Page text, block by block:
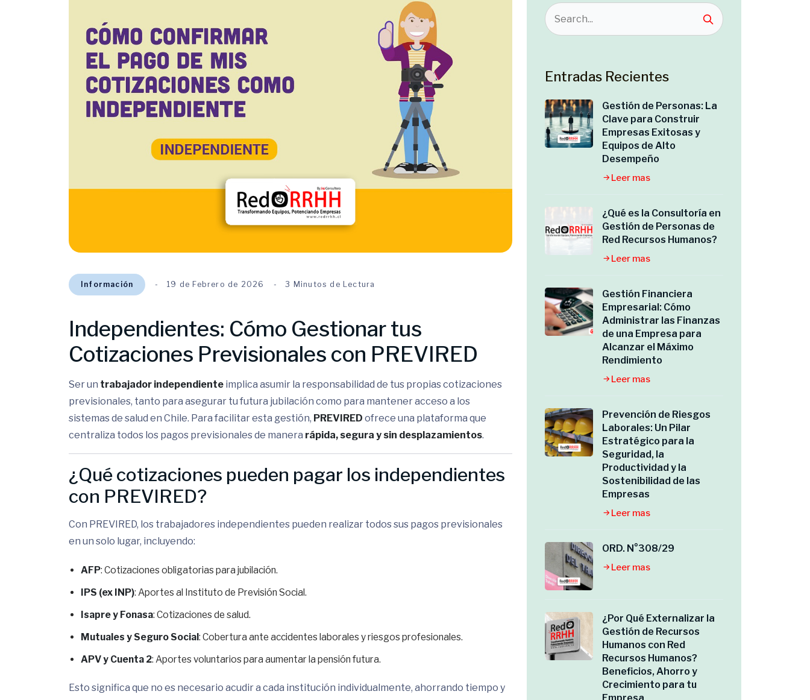
Información 19 de Febrero de 2026 3 Minutos de Lectura
Independientes: Cómo Gestionar tus
Cotizaciones Previsionales con PREVIRED
Ser un trabajador independiente implica asumir la responsabilidad de tus propias cotizaciones
previsionales, tanto para asegurar tu futura jubilación como para mantener acceso a los
sistemas de salud en Chile. Para facilitar esta gestión, PREVIRED ofrece una plataforma que
centraliza todos los pagos previsionales de manera rápida, segura y sin desplazamientos.
¿Qué cotizaciones pueden pagar los independientes
con PREVIRED?
Con PREVIRED, los trabajadores independientes pueden realizar todos sus pagos previsionales
en un solo lugar, incluyendo:
AFP: Cotizaciones obligatorias para jubilación.
IPS (ex INP): Aportes al Instituto de Previsión Social.
Isapre y Fonasa: Cotizaciones de salud.
Mutuales y Seguro Social: Cobertura ante accidentes laborales y riesgos profesionales.
APV y Cuenta 2: Aportes voluntarios para aumentar la pensión futura.
Esto significa que no es necesario acudir a cada institución individualmente, ahorrando tiempo y
Entradas Recientes
Gestión de Personas: La
Clave para Construir
Empresas Exitosas y
Equipos de Alto
Desempeño
Leer mas
¿Qué es la Consultoría en
Gestión de Personas de
Red Recursos Humanos?
Leer mas
Gestión Financiera
Empresarial: Cómo
Administrar las Finanzas
de una Empresa para
Alcanzar el Máximo
Rendimiento
Leer mas
Prevención de Riesgos
Laborales: Un Pilar
Estratégico para la
Seguridad, la
Productividad y la
Sostenibilidad de las
Empresas
Leer mas
ORD. N°308/29
Leer mas
¿Por Qué Externalizar la
Gestión de Recursos
Humanos con Red
Recursos Humanos?
Beneficios, Ahorro y
Crecimiento para tu